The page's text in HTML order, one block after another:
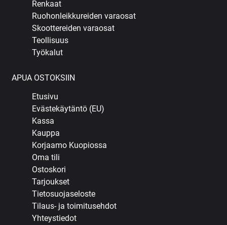
Renkaat
Ruohonleikkureiden varaosat
Skoottereiden varaosat
Teollisuus
Työkalut
APUA OSTOKSIIN
Etusivu
Evästekäytäntö (EU)
Kassa
Kauppa
Korjaamo Kuopiossa
Oma tili
Ostoskori
Tarjoukset
Tietosuojaseloste
Tilaus- ja toimitusehdot
Yhteystiedot